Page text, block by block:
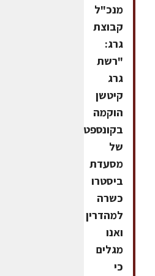
מנכ"ל
קבוצת
גרג:
"רשת
גרג
קיטשן
הוקמה
בקונספט
של
מסעדת
ביסטרו
כשרה
למהדרין
ואנו
מגלים
כי